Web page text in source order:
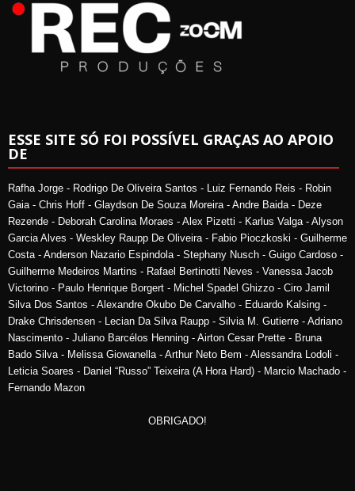
ESSE SITE SÓ FOI POSSÍVEL GRAÇAS AO APOIO
DE
Rafha Jorge - Rodrigo De Oliveira Santos - Luiz Fernando Reis - Robin
Gaia - Chris Hoff - Glaydson De Souza Moreira - Andre Baida - Deze
Rezende - Deborah Carolina Moraes - Alex Pizetti - Karlus Valga - Alyson
Garcia Alves - Weskley Raupp De Oliveira - Fabio Pioczkoski - Guilherme
Costa - Anderson Nazario Espindola - Stephany Nusch - Guigo Cardoso -
Guilherme Medeiros Martins - Rafael Bertinotti Neves - Vanessa Jacob
Victorino - Paulo Henrique Borgert - Michel Spadel Ghizzo - Ciro Jamil
Silva Dos Santos - Alexandre Okubo De Carvalho - Eduardo Kalsing -
Drake Chrisdensen - Lecian Da Silva Raupp - Silvia M. Gutierre - Adriano
Nascimento - Juliano Barcélos Henning - Airton Cesar Prette - Bruna
Bado Silva - Melissa Giowanella - Arthur Neto Bem - Alessandra Lodoli -
Leticia Soares - Daniel “Russo” Teixeira (A Hora Hard) - Marcio Machado -
Fernando Mazon
OBRIGADO!